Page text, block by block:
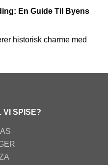
En Guide Til Byens
historisk charme med
VI SPISE?